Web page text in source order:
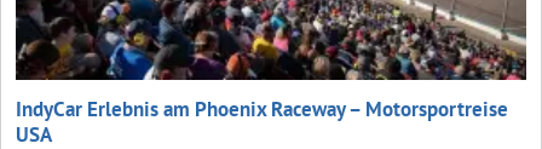
IndyCar Erlebnis am Phoenix Raceway – Motorsportreise
USA